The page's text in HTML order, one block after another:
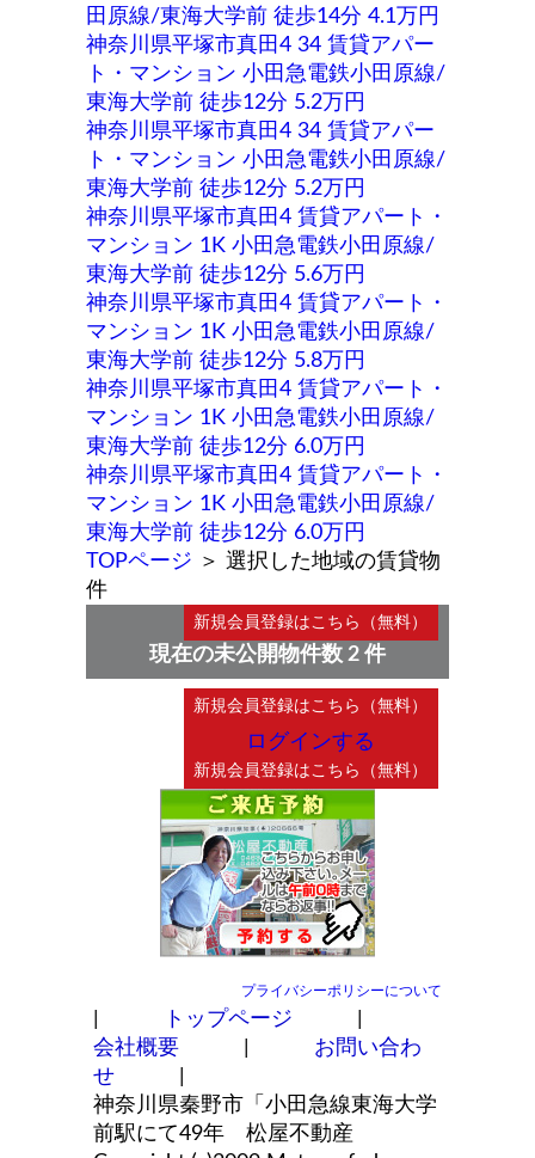
現在の未公開物件数 2 件
ログインする
田原線/東海大学前 徒歩14分 4.1万円
神奈川県平塚市真田4 34 賃貸アパー
ト・マンション 小田急電鉄小田原線/
東海大学前 徒歩12分 5.2万円
神奈川県平塚市真田4 34 賃貸アパー
ト・マンション 小田急電鉄小田原線/
東海大学前 徒歩12分 5.2万円
神奈川県平塚市真田4 賃貸アパート・
マンション 1K 小田急電鉄小田原線/
東海大学前 徒歩12分 5.6万円
神奈川県平塚市真田4 賃貸アパート・
マンション 1K 小田急電鉄小田原線/
東海大学前 徒歩12分 5.8万円
神奈川県平塚市真田4 賃貸アパート・
マンション 1K 小田急電鉄小田原線/
東海大学前 徒歩12分 6.0万円
神奈川県平塚市真田4 賃貸アパート・
マンション 1K 小田急電鉄小田原線/
東海大学前 徒歩12分 6.0万円
TOPページ ＞ 選択した地域の賃貸物
件
プライバシーポリシーについて
トップページ
会社概要
お問い合わ
せ
神奈川県秦野市「小田急線東海大学
前駅にて49年 松屋不動産